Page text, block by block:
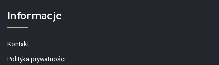
Informacje
Kontakt
Polityka prywatności